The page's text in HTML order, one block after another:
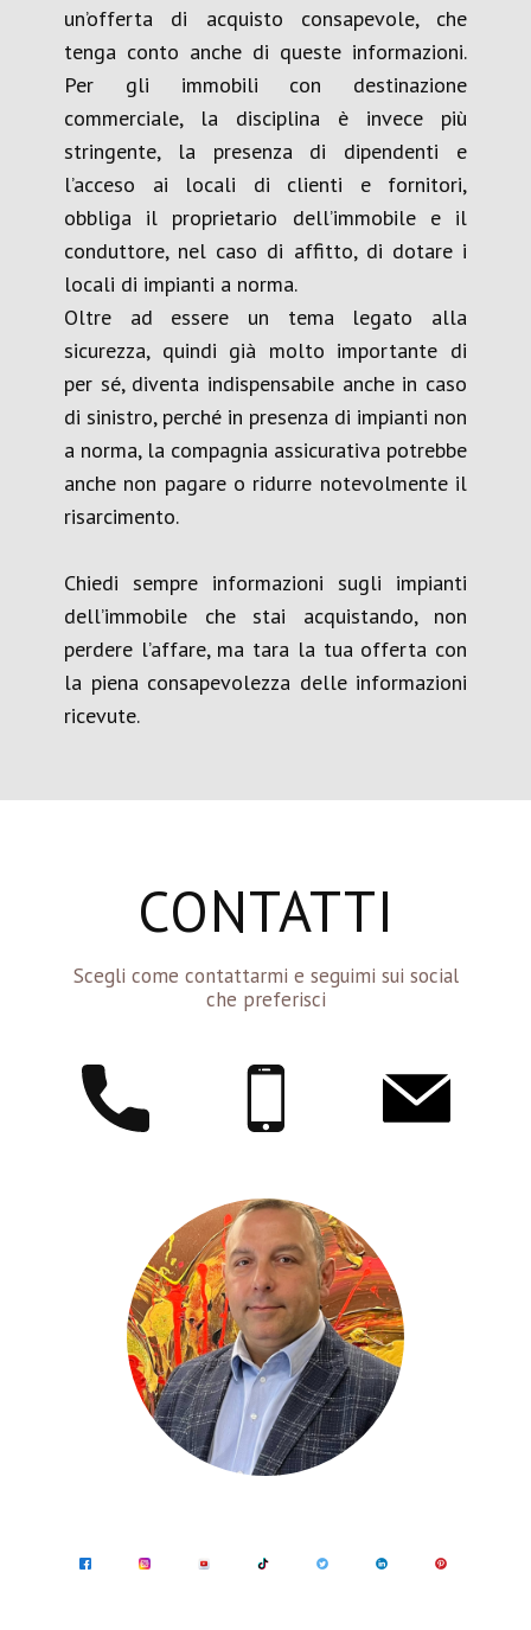
un’offerta di acquisto consapevole, che
tenga conto anche di queste informazioni.
Per gli immobili con destinazione
commerciale, la disciplina è invece più
stringente, la presenza di dipendenti e
l’acceso ai locali di clienti e fornitori,
obbliga il proprietario dell’immobile e il
conduttore, nel caso di affitto, di dotare i
locali di impianti a norma.
Oltre ad essere un tema legato alla
sicurezza, quindi già molto importante di
per sé, diventa indispensabile anche in caso
di sinistro, perché in presenza di impianti non
a norma, la compagnia assicurativa potrebbe
anche non pagare o ridurre notevolmente il
risarcimento.
Chiedi sempre informazioni sugli impianti
dell’immobile che stai acquistando, non
perdere l’affare, ma tara la tua offerta con
la piena consapevolezza delle informazioni
ricevute.
CONTATTI
Scegli come contattarmi e seguimi sui social
che preferisci